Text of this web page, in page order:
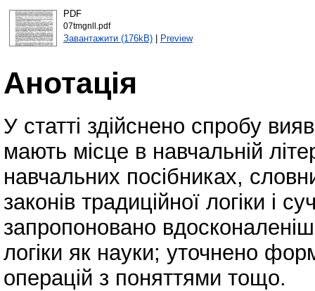
PDF
07tmgnll.pdf
Завантажити (176kB)| Preview
Анотація
У статті здійснено спробу
мають місце в навчальній
навчальних посібниках,
законів традиційної логіки і
запропоновано
логіки як науки; уточнено
операцій з поняттями тощо.